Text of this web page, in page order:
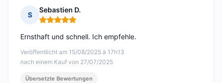
S
Sebastien D.
Hinweis: 5 von 5
Veröffentlicht am 15/08/2025 à 17h13
nach einem Kauf von 27/07/2025
Ernsthaft und schnell. Ich empfehle.
Übersetzte Bewertungen